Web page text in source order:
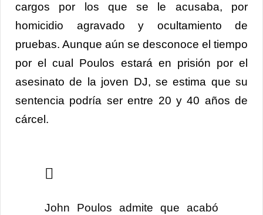
cargos por los que se le acusaba, por
homicidio agravado y ocultamiento de
pruebas. Aunque aún se desconoce el tiempo
por el cual Poulos estará en prisión por el
asesinato de la joven DJ, se estima que su
sentencia podría ser entre 20 y 40 años de
cárcel.
John Poulos admite que acabó